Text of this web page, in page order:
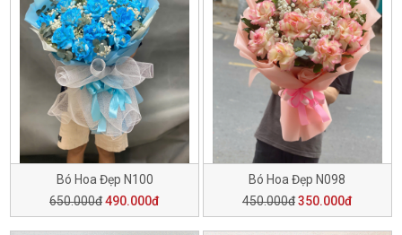
Bó Hoa Đẹp N100
650.000đ490.000đ
Bó Hoa Đẹp N098
450.000đ350.000đ